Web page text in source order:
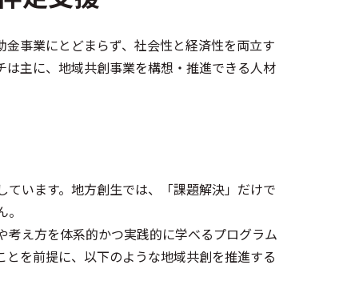
事業にとどまらず、社会性と経済性を両立す
主に、地域共創事業を構想・推進できる人材
います。地方創生では、「課題解決」だけで
え方を体系的かつ実践的に学べるプログラム
を前提に、以下のような地域共創を推進する